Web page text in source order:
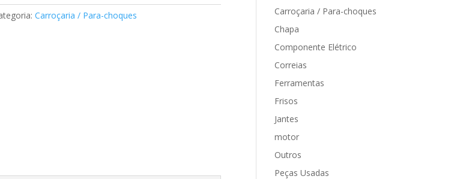
Carroçaria / Para-choques
Carroçaria / Para-choques
Chapa
Componente Elétrico
Correias
Ferramentas
Frisos
Jantes
motor
Outros
Peças Usadas